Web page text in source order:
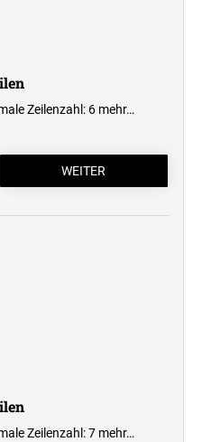
Zeilenzahl: 6 mehr…
Zeilenzahl: 7 mehr…